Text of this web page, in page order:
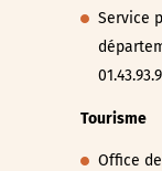
Service
Tourisme
Office